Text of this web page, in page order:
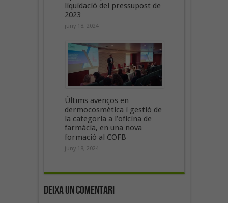
liquidació del pressupost de
2023
juny 18, 2024
Últims avenços en
dermocosmètica i gestió de
la categoria a l’oficina de
farmàcia, en una nova
formació al COFB
juny 18, 2024
Deixa un Comentari